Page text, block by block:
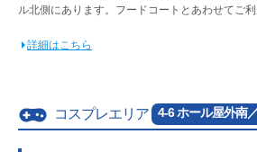
ル北側にあります。フードコートとあわせてご利
詳細はこちら
コスプレエリア 4-6 ホール屋外南